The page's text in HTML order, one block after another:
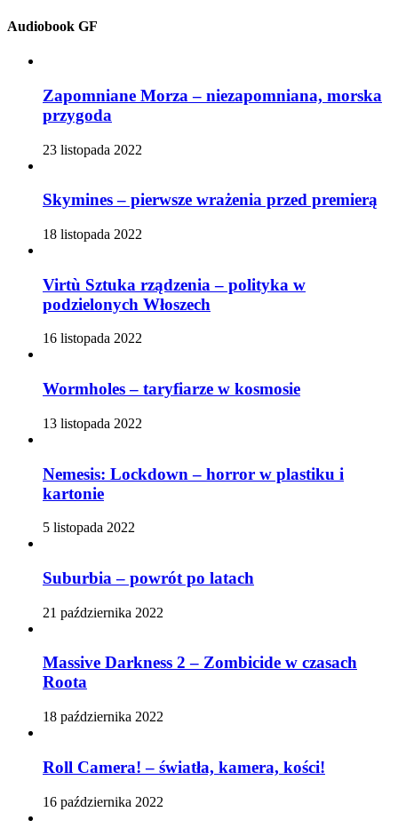
Audiobook GF
Zapomniane Morza – niezapomniana, morska
przygoda
23 listopada 2022
Skymines – pierwsze wrażenia przed premierą
18 listopada 2022
Virtù Sztuka rządzenia – polityka w
podzielonych Włoszech
16 listopada 2022
Wormholes – taryfiarze w kosmosie
13 listopada 2022
Nemesis: Lockdown – horror w plastiku i
kartonie
5 listopada 2022
Suburbia – powrót po latach
21 października 2022
Massive Darkness 2 – Zombicide w czasach
Roota
18 października 2022
Roll Camera! – światła, kamera, kości!
16 października 2022